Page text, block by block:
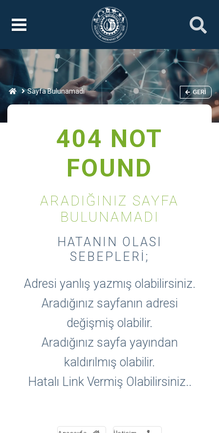
Sayfa Bulunamadı GERI
404 NOT
FOUND
ARADIĞINIZ SAYFA
BULUNAMADI
HATANIN OLASI
SEBEPLERI;
Adresi yanlış yazmış olabilirsiniz.
Aradığınız sayfanın adresi
değişmiş olabilir.
Aradığınız sayfa yayından
kaldırılmış olabilir.
Hatalı Link Vermiş Olabilirsiniz..